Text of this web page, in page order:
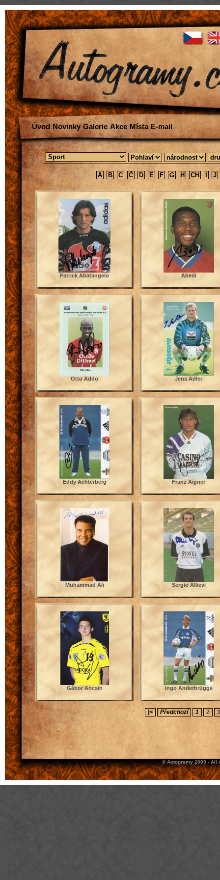
Úvod Novinky Galerie Akce Místa E-mail
A B C Č D E F G H CH J
Patrick Abatangelo Abedi
Otto Addo Jens Adler
Eddy Achterberg Franz Aigner
Muhammad Ali Sergio Allievi
Gábor Ancsin Ingo Anderbrügge
|< Předchozí 1 2 3
© Autogramy 2009 -